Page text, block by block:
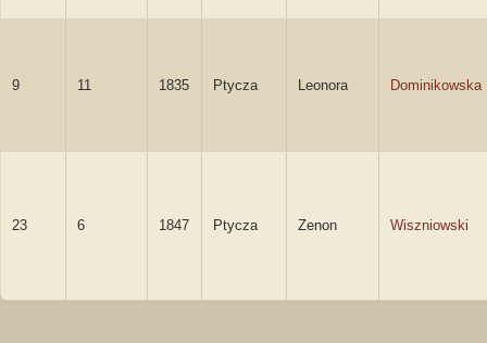
9 11 1835 Ptycza Leonora Dominikowska
23 6 1847 Ptycza Zenon Wiszniowski